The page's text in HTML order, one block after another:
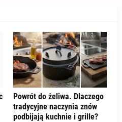
Powrót do żeliwa. Dlaczego
tradycyjne naczynia znów
podbijają kuchnie i grille?